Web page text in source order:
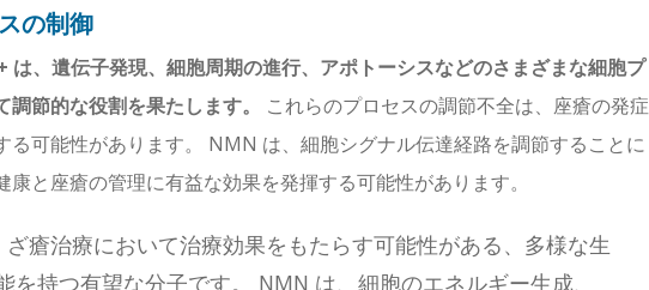
の制御
は、遺伝子発現、細胞周期の進行、アポトーシスなどのさまざまな細胞プ
調節的な役割を果たします。
これらのプロセスの調節不全は、座瘡の発症
る可能性があります。 NMN は、細胞シグナル伝達経路を調節することに
康と座瘡の管理に有益な効果を発揮する可能性があります。
瘡治療において治療効果をもたらす可能性がある、多様な生
を持つ有望な分子です。 NMN は、細胞のエネルギー生成、